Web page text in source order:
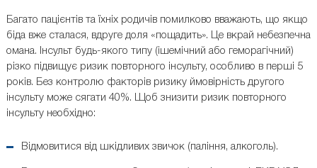
Багато пацієнтів та їхніх родичів помилково вважають, що якщо
біда вже сталася, вдруге доля «пощадить». Це вкрай небезпечна
омана. Інсульт будь-якого типу (ішемічний або геморагічний)
різко підвищує ризик повторного інсульту, особливо в перші 5
років. Без контролю факторів ризику ймовірність другого
інсульту може сягати 40%. Щоб знизити ризик повторного
інсульту необхідно:
Відмовитися від шкідливих звичок (паління, алкоголь).